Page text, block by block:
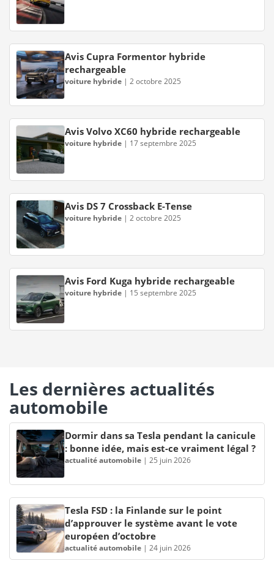
Avis Cupra Formentor hybride
rechargeable
voiture hybride | 2 octobre 2025
Avis Volvo XC60 hybride rechargeable
voiture hybride | 17 septembre 2025
Avis DS 7 Crossback E-Tense
voiture hybride | 2 octobre 2025
Avis Ford Kuga hybride rechargeable
voiture hybride | 15 septembre 2025
Les dernières actualités
automobile
Dormir dans sa Tesla pendant la canicule
: bonne idée, mais est-ce vraiment légal ?
actualité automobile | 25 juin 2026
Tesla FSD : la Finlande sur le point
d’approuver le système avant le vote
européen d’octobre
actualité automobile | 24 juin 2026